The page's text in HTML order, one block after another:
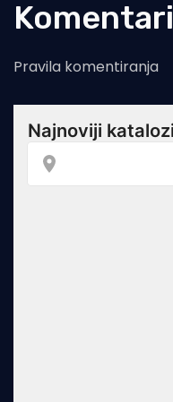
Komentari
Pravila komentiranja